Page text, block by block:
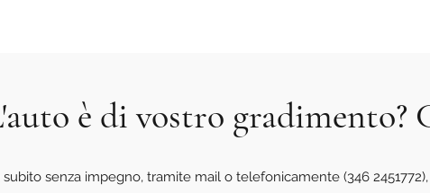
è di vostro gradimento?
subito senza impegno, tramite mail o telefonicamente (346